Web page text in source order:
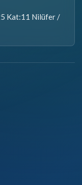
Kat:11 Nilüfer /